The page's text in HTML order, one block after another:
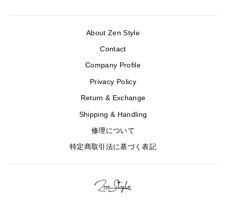
を
About Zen Style
Contact
Company Profile
Privacy Policy
Return & Exchange
Shipping & Handling
修理について
特定商取引法に基づく表記